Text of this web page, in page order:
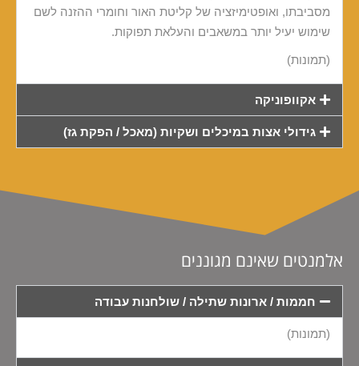
מסביבתו, ואופטימיזציה של קליטת האור וחומרי ההזנה לשם
שימוש יעיל יותר במשאבים והעלאת תפוקות.
(תמונות)
אקוופוניקה
גידולי אצות במיכלים ושקיות (מאכל / הפקת גז)
אלמנטים שאינם מגוננים​
חממות / ארונות שתילה / שולחנות עבודה
(תמונות)